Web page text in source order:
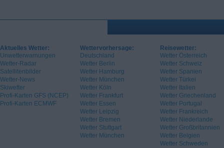
Aktuelles Wetter:
Unwetterwarnungen
Wetter-Radar
Satellitenbilder
Wetter-News
Skiwetter
Profi-Karten GFS (NCEP)
Profi-Karten ECMWF
Wettervorhersage:
Deutschland
Wetter Berlin
Wetter Hamburg
Wetter München
Wetter Köln
Wetter Frankfurt
Wetter Essen
Wetter Leipzig
Wetter Bremen
Wetter Stuttgart
Wetter München
Reisewetter:
Wetter Österreich
Wetter Schweiz
Wetter Spanien
Wetter Türkei
Wetter Italien
Wetter Griechenland
Wetter Portugal
Wetter Frankreich
Wetter Niederlande
Wetter Großbritannien
Wetter Belgien
Wetter Schweden